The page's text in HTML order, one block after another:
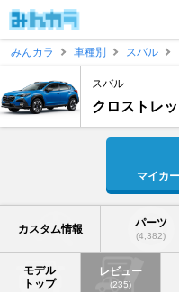
みんカラ
車種別 スバル
スバル
クロストレ
マイカ
カスタム情報 パーツ
(4,382)
モデル
トップ
レビュー
(235)